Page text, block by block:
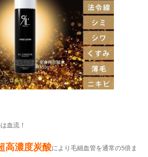
血流！
高濃度炭酸により毛細血管を通常の5倍ま